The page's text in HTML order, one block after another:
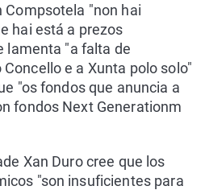
Compsotela "non hai
hai está a prezos
lamenta "a falta de
e a Xunta polo solo"
"os fondos que anuncia a
fondos Next Generationm
Xan Duro cree que los
"son insuficientes para